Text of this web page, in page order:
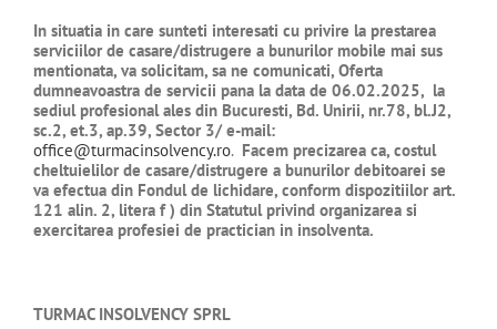
In situatia in care sunteti interesati cu privire la prestarea
serviciilor de casare/distrugere a bunurilor mobile mai sus
mentionata, va solicitam, sa ne comunicati, Oferta
dumneavoastra de servicii pana la data de 06.02.2025, la
sediul profesional ales din Bucuresti, Bd. Unirii, nr.78, bl.J2,
sc.2, et.3, ap.39, Sector 3/ e-mail:
office@turmacinsolvency.ro. Facem precizarea ca, costul
cheltuielilor de casare/distrugere a bunurilor debitoarei se
va efectua din Fondul de lichidare, conform dispozitiilor art.
121 alin. 2, litera f ) din Statutul privind organizarea si
exercitarea profesiei de practician in insolventa.
TURMAC INSOLVENCY SPRL